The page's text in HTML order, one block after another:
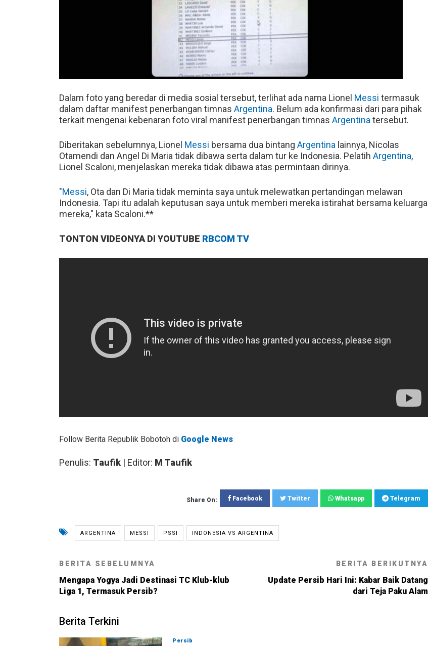
Dalam foto yang beredar di media sosial tersebut, terlihat ada nama Lionel Messi termasuk
dalam daftar manifest penerbangan timnas Argentina. Belum ada konfirmasi dari para pihak
terkait mengenai kebenaran foto viral manifest penerbangan timnas Argentina tersebut.
Diberitakan sebelumnya, Lionel Messi bersama dua bintang Argentina lainnya, Nicolas
Otamendi dan Angel Di Maria tidak dibawa serta dalam tur ke Indonesia. Pelatih Argentina,
Lionel Scaloni, menjelaskan mereka tidak dibawa atas permintaan dirinya.
"Messi, Ota dan Di Maria tidak meminta saya untuk melewatkan pertandingan melawan
Indonesia. Tapi itu adalah keputusan saya untuk memberi mereka istirahat bersama keluarga
mereka," kata Scaloni.**
TONTON VIDEONYA DI YOUTUBE RBCOM TV
Follow Berita Republik Bobotoh di Google News
Penulis: Taufik | Editor: M Taufik
Share On: Facebook Twitter Whatsapp Telegram
ARGENTINA MESSI PSSI INDONESIA VS ARGENTINA
BERITA SEBELUMNYA
Mengapa Yogya Jadi Destinasi TC Klub-klub
Liga 1, Termasuk Persib?
BERITA BERIKUTNYA
Update Persib Hari Ini: Kabar Baik Datang
dari Teja Paku Alam
Berita Terkini
Persib